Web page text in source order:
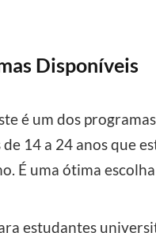
Disponíveis
é um dos
14 a 24 anos que
É uma ótima
estudantes